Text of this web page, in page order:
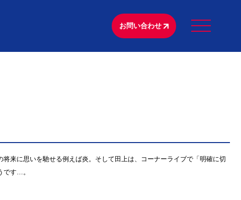
お問い合わせ
来に思いを馳せる例えば炎。そして田上は、コーナーライブで「明確に切
です…。